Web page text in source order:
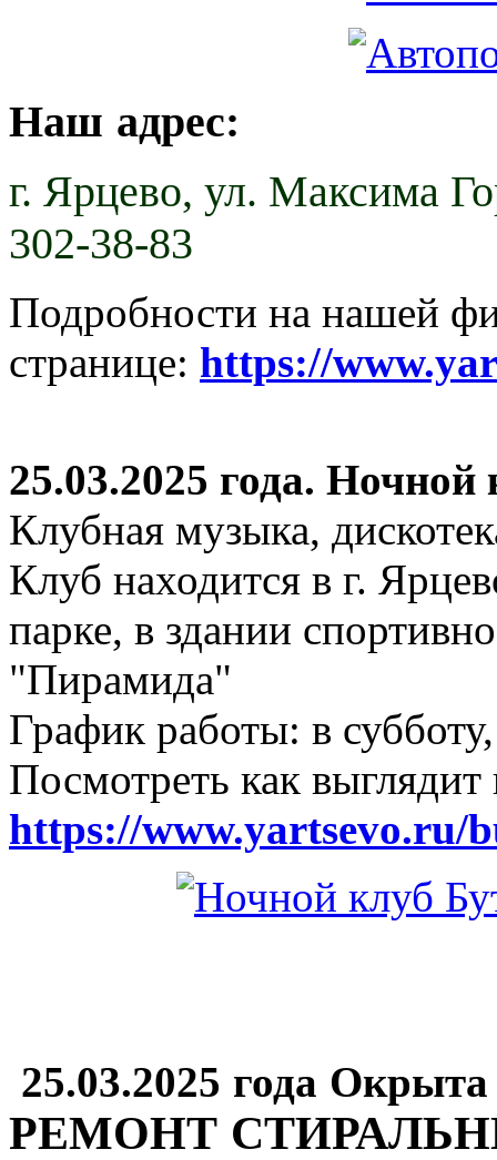
Наш адрес:
г. Ярцево, ул. Максима
302-38-83
Подробности на нашей
странице: https://
25.03.2025 года.
Клубная музыка,
Клуб находится в г.
парке, в здании
"Пирамида"
График работы: в
Посмотреть как
https://www.yartsevo.ru/
25.03.2025 года
РЕМОНТ